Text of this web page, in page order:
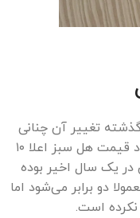
تغییر آن چنانی
نکرده و افزایش زیادی نداشته است. حدود قیمت هل سبز اعلا ۱۰
تا 24 هزار تومان در یک سال اخیر بوده
دو برابر می‌شود اما
است.